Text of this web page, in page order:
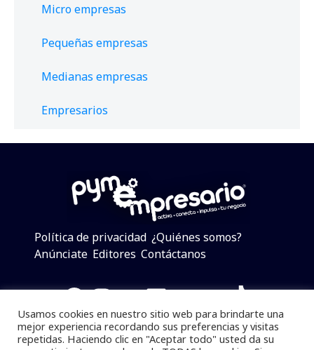
Micro empresas
Pequeñas empresas
Medianas empresas
Empresarios
Política de privacidad ¿Quiénes somos?
Anúnciate Editores Contáctanos
Facebook
Instagram
Twitter
LinkedIn
Telegram
YouTube
TikTok
Usamos cookies en nuestro sitio web para brindarte una
mejor experiencia recordando sus preferencias y visitas
repetidas. Haciendo clic en "Aceptar todo" usted da su